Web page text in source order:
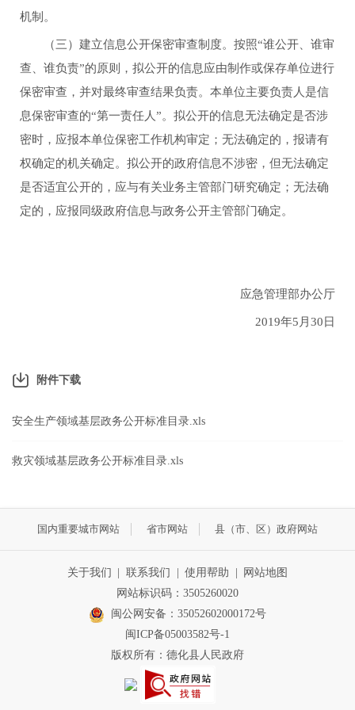
机制。
（三）建立信息公开保密审查制度。按照“谁公开、谁审
查、谁负责”的原则，拟公开的信息应由制作或保存单位进行
保密审查，并对最终审查结果负责。本单位主要负责人是信
息保密审查的“第一责任人”。拟公开的信息无法确定是否涉
密时，应报本单位保密工作机构审定；无法确定的，报请有
权确定的机关确定。拟公开的政府信息不涉密，但无法确定
是否适宜公开的，应与有关业务主管部门研究确定；无法确
定的，应报同级政府信息与政务公开主管部门确定。
应急管理部办公厅
2019年5月30日
附件下载
安全生产领域基层政务公开标准目录.xls
救灾领域基层政务公开标准目录.xls
国内重要城市网站 省市网站 县（市、区）政府网站
关于我们 联系我们 使用帮助
网站地图
网站标识码：3505260020
闽公网安备：35052602000172号
闽ICP备05003582号-1
版权所有：德化县人民政府